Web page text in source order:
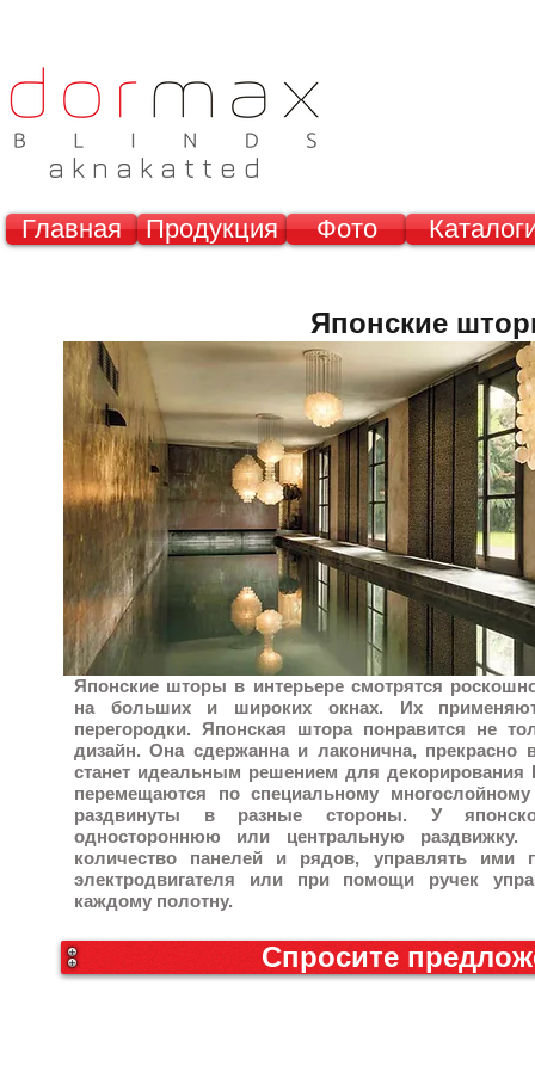
a k n a k a t t e d
Главная Продукция Фото
Японские
Японские шторы в интерьере смотрятся
на больших и широких окнах. Их
перегородки. Японская штора понравится не
дизайн. Она сдержанна и лаконична,
станет идеальным решением для
перемещаются по специальному
раздвинуты в разные стороны. У
одностороннюю или центральную
количество панелей и рядов, управлять
электродвигателя или при помощи ручек
каждому полотну.
Спросите